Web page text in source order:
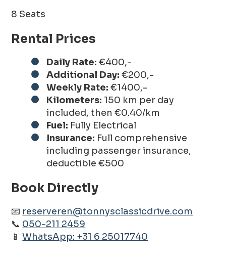
8 Seats
Rental Prices
Daily Rate: €400,-
Additional Day: €200,-
Weekly Rate: €1400,-
Kilometers: 150 km per day
included, then €0.40/km
Fuel: Fully Electrical
Insurance: Full comprehensive
including passenger insurance,
deductible €500
Book Directly
📧 reserveren@tonnysclassicdrive.com
📞 050-211 2459
📱WhatsApp: +31 6 25017740